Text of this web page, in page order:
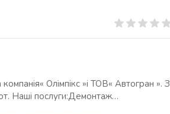
Олімпікс »і ТОВ« Автогран ».
Наші послуги:Демонтаж…